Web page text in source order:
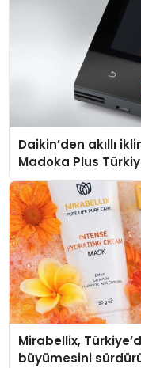
Daikin’den akıllı
Madoka Plus
Mirabellix,
büyümesini